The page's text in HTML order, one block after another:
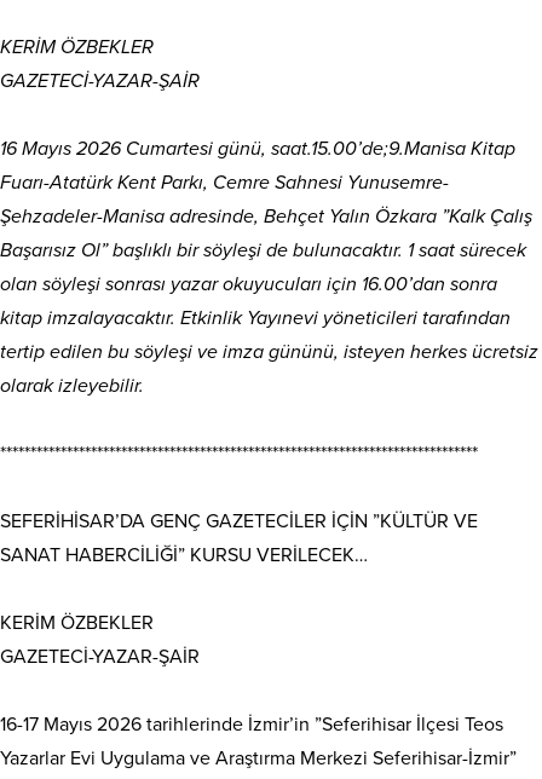
KERİM ÖZBEKLER
GAZETECİ-YAZAR-ŞAİR
16 Mayıs 2026 Cumartesi günü, saat.15.00’de;9.Manisa Kitap
Fuarı-Atatürk Kent Parkı, Cemre Sahnesi Yunusemre-
Şehzadeler-Manisa adresinde, Behçet Yalın Özkara ”Kalk Çalış
Başarısız Ol” başlıklı bir söyleşi de bulunacaktır. 1 saat sürecek
olan söyleşi sonrası yazar okuyucuları için 16.00’dan sonra
kitap imzalayacaktır. Etkinlik Yayınevi yöneticileri tarafından
tertip edilen bu söyleşi ve imza gününü, isteyen herkes ücretsiz
olarak izleyebilir.
*******************************************************************************
SEFERİHİSAR’DA GENÇ GAZETECİLER İÇİN ”KÜLTÜR VE
SANAT HABERCİLİĞİ” KURSU VERİLECEK…
KERİM ÖZBEKLER
GAZETECİ-YAZAR-ŞAİR
16-17 Mayıs 2026 tarihlerinde İzmir’in ”Seferihisar İlçesi Teos
Yazarlar Evi Uygulama ve Araştırma Merkezi Seferihisar-İzmir”